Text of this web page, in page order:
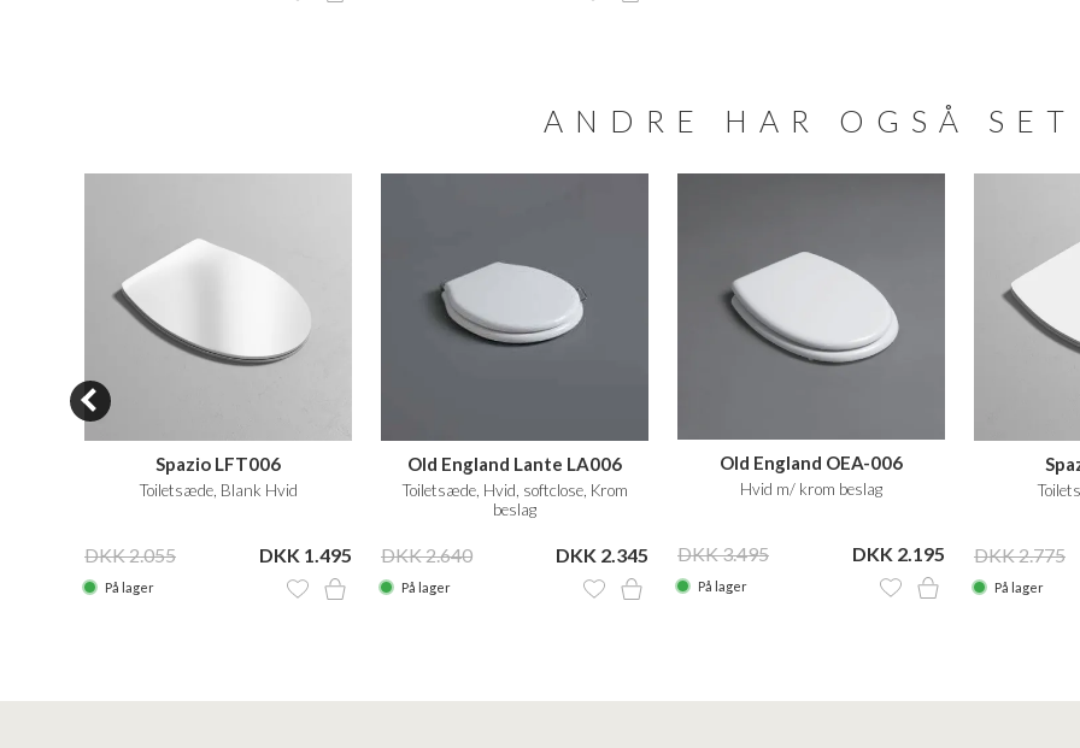
ANDRE HAR OGSÅ SET
Spazio LFT006
Toiletsæde, Blank Hvid
DKK 2.055 DKK 1.495
På lager
Old England Lante LA006
Toiletsæde, Hvid, softclose, Krom
beslag
DKK 2.640 DKK 2.345
På lager
Old England OEA-006
toiletsæde med soft close
Hvid m/ krom beslag
DKK 3.495 DKK 2.195
På lager
DKK 2.775
På lager